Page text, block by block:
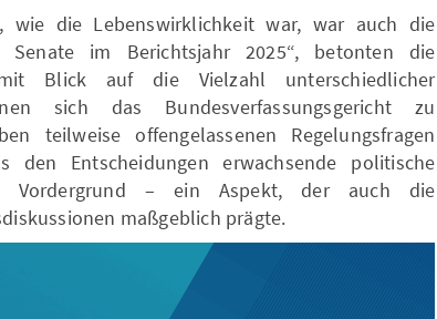
wie die Lebenswirklichkeit war, war auch die
Senate im Berichtsjahr 2025“, betonten die
mit Blick auf die Vielzahl unterschiedlicher
sich das Bundesverfassungsgericht zu
teilweise offengelassenen Regelungsfragen
den Entscheidungen erwachsende politische
Vordergrund – ein Aspekt, der auch die
maßgeblich prägte.